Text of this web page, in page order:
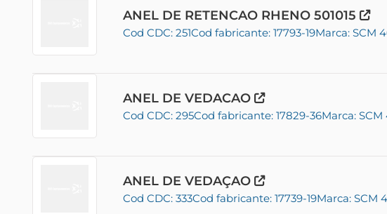
ANEL DE RETENCAO RHENO 501015
Cod CDC: 251Cod fabricante: 17793-19Marca: SCM
ANEL DE VEDACAO
Cod CDC: 295Cod fabricante: 17829-36Marca: SCM
ANEL DE VEDAÇAO
Cod CDC: 333Cod fabricante: 17739-19Marca: SCM